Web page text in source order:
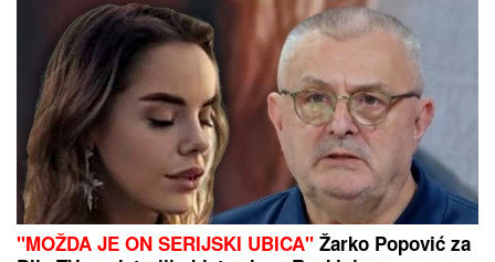
3+ TIKET ZA DANAS: Na ovim utakmicama mreže će
se "sigurno" tresti